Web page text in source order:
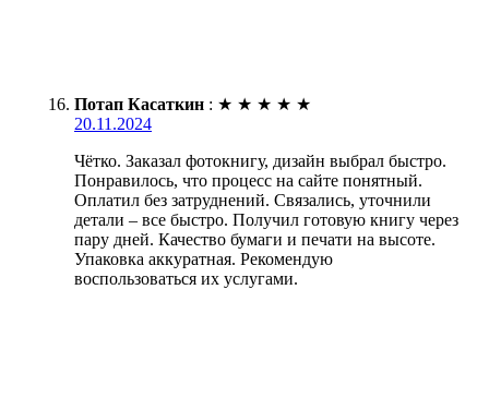
Потап Касаткин : ★ ★ ★ ★ ★
20.11.2024
Чётко. Заказал фотокнигу, дизайн выбрал быстро.
Понравилось, что процесс на сайте понятный.
Оплатил без затруднений. Связались, уточнили
детали – все быстро. Получил готовую книгу через
пару дней. Качество бумаги и печати на высоте.
Упаковка аккуратная. Рекомендую
воспользоваться их услугами.